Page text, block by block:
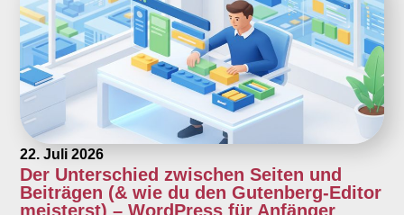
22. Juli 2026
Der Unterschied zwischen Seiten und
Beiträgen (& wie du den Gutenberg-Editor
meisterst) – WordPress für Anfänger